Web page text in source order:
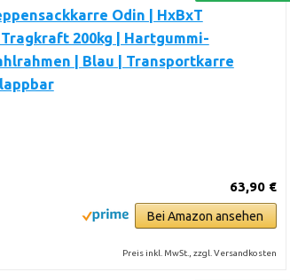
Odin | HxBxT
Tragkraft 200kg | Hartgummi-
| Blau | Transportkarre
63,90 €
Bei Amazon ansehen
Preis inkl. MwSt., zzgl. Versandkosten